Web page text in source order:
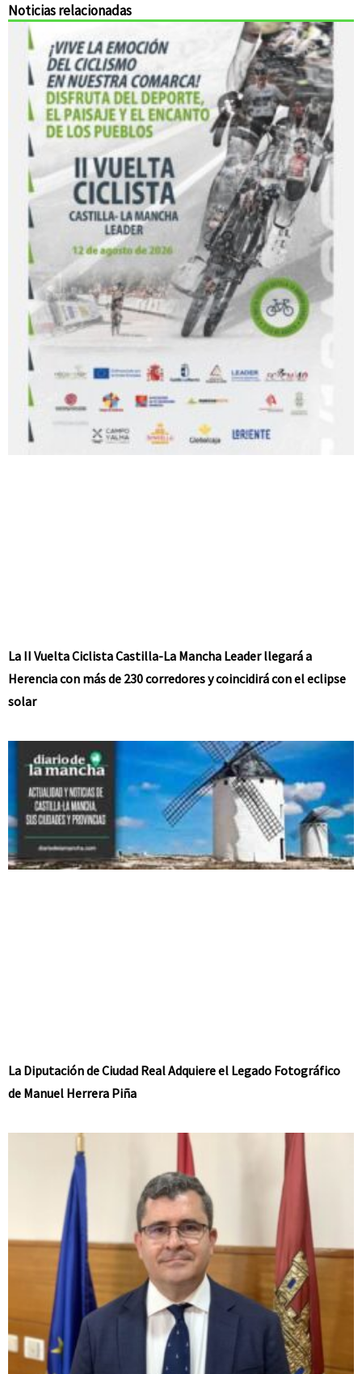
Noticias relacionadas
La II Vuelta Ciclista Castilla-La Mancha Leader llegará a
Herencia con más de 230 corredores y coincidirá con el eclipse
solar
La Diputación de Ciudad Real Adquiere el Legado Fotográfico
de Manuel Herrera Piña